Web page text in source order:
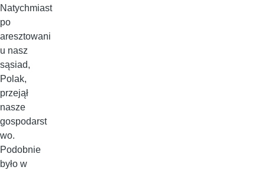
Natychmiast
po
aresztowani
u nasz
sąsiad,
Polak,
przejął
nasze
gospodarst
wo.
Podobnie
było w